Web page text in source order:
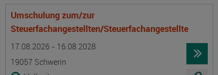
Umschulung zum/zur
Steuerfachangestellten/Steuerfachangestellte
17.08.2026 - 16.08.2028
19057 Schwerin